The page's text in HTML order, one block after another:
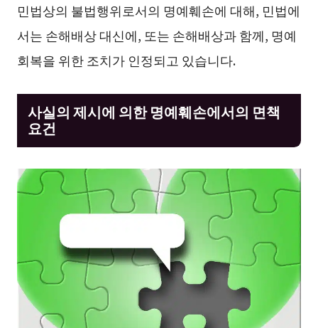
민법상의 불법행위로서의 명예훼손에 대해, 민법에
서는 손해배상 대신에, 또는 손해배상과 함께, 명예
회복을 위한 조치가 인정되고 있습니다.
사실의 제시에 의한 명예훼손에서의 면책
요건